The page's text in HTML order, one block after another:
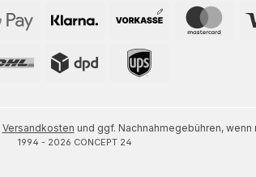
Versandkosten und ggf. Nachnahmegebühren,
1994 - 2026 CONCEPT 24